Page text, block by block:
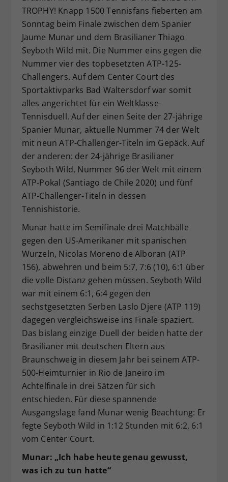
TROPHY! Knapp 1500 Tennisfans fieberten am
Sonntag beim Finale zwischen dem Spanier
Jaume Munar und dem Brasilianer Thiago
Seyboth Wild mit. Die Nummer eins gegen die
Nummer vier des topbesetzten ATP-125-
Challengers. Auf dem Center Court des
Sportaktivparks Bad Waltersdorf war somit
alles angerichtet für ein Weltklasse-
Tennisduell. Auf der einen Seite der 27-jährige
Spanier Munar, aktuelle Nummer 74 der Welt
mit neun ATP-Challenger-Titeln im Gepäck. Auf
der anderen: der 24-jährige Brasilianer
Seyboth Wild, Nummer 96 der Welt mit einem
ATP-Pokal (Santiago de Chile 2020) und fünf
ATP-Challenger-Titeln in dessen
Tennishistorie.
Munar hatte im Semifinale drei Matchbälle
gegen den US-Amerikaner mit spanischen
Wurzeln, Nicolas Moreno de Alboran (ATP
156), abwehren und beim 5:7, 7:6 (10), 6:1 über
die volle Distanz gehen müssen. Seyboth Wild
war mit einem 6:1, 6:4 gegen den
sechstgesetzten Serben Laslo Djere (ATP 119)
dagegen vergleichsweise ins Finale spaziert.
Das bislang einzige Duell der beiden hatte der
Brasilianer mit deutschen Eltern aus
Braunschweig in diesem Jahr bei seinem ATP-
500-Heimturnier in Rio de Janeiro im
Achtelfinale in drei Sätzen für sich
entschieden. Für diese spannende
Ausgangslage fand Munar wenig Beachtung: Er
fegte Seyboth Wild in 1:12 Stunden mit 6:2, 6:1
vom Center Court.
Munar: „Ich habe heute genau gewusst,
was ich zu tun hatte“
Zweck
Dieser Wert speichert Ihre Consent-
Einstellungen. Unter anderem eine
zufällig generierte ID, für die
historische Speicherung Ihrer
vorgenommen Einstellungen, falls der
Webseiten-Betreiber dies eingestellt
hat.